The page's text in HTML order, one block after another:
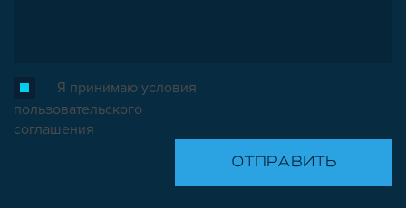
Я принимаю условия
пользовательского
соглашения